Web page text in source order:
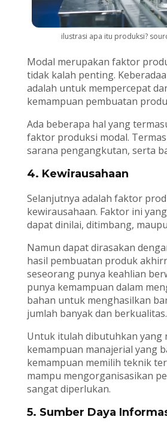
ilustrasi apa itu produksi?
Modal merupakan faktor
tidak kalah penting.
adalah untuk mempercepat
kemampuan pembuatan
Ada beberapa hal yang
faktor produksi modal.
sarana pengangkutan, serta
4. Kewirausahaan
Selanjutnya adalah faktor
kewirausahaan. Faktor ini
dapat dinilai, ditimbang,
Namun dapat dirasakan
hasil pembuatan produk
seseorang punya keahlian
punya kemampuan dalam
bahan untuk menghasilkan
jumlah banyak dan berkualitas.
Untuk itulah dibutuhkan yang
kemampuan manajerial yang
kemampuan memilih teknik
mampu mengorganisasikan
sangat diperlukan.
5. Sumber Daya